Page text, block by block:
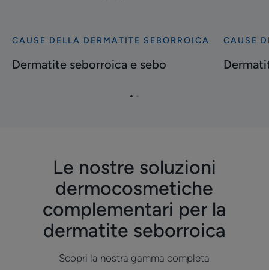
Scopri
Dermatite
CAUSE DELLA DERMATITE SEBORROICA
Dermatite seborroica e sebo
Scopri
Dermatite
CAUSE
VaiVai
Le nostre soluzioni
dermocosmetiche
complementari per la
dermatite seborroica
Scopri la nostra gamma completa